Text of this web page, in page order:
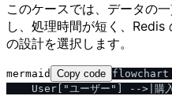
このケースでは、データの
し、処理時間が短く、
の設計を選択します。
mermaid Copy code flowchart
User["ユーザー"] -->|購